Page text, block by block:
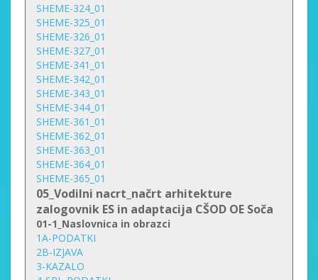
SHEME-324_01
SHEME-325_01
SHEME-326_01
SHEME-327_01
SHEME-341_01
SHEME-342_01
SHEME-343_01
SHEME-344_01
SHEME-361_01
SHEME-362_01
SHEME-363_01
SHEME-364_01
SHEME-365_01
05_Vodilni nacrt_načrt arhitekture
zalogovnik ES in adaptacija CŠOD OE Soča
01-1_Naslovnica in obrazci
1A-PODATKI
2B-IZJAVA
3-KAZALO